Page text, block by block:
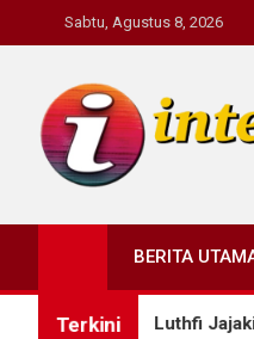
to
Sabtu, Agustus 8, 2026
BERITA
Terkini
Ahmad Luthfi Jajaki